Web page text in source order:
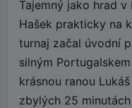
Tajemný jako hrad v
Hašek prakticky na
turnaj začal úvodní
silným
krásnou ranou
zbylých 25